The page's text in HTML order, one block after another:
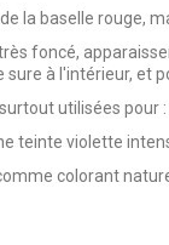
la baselle rouge,
foncé,
à l'intérieur, et
utilisées pour :
teinte violette
colorant